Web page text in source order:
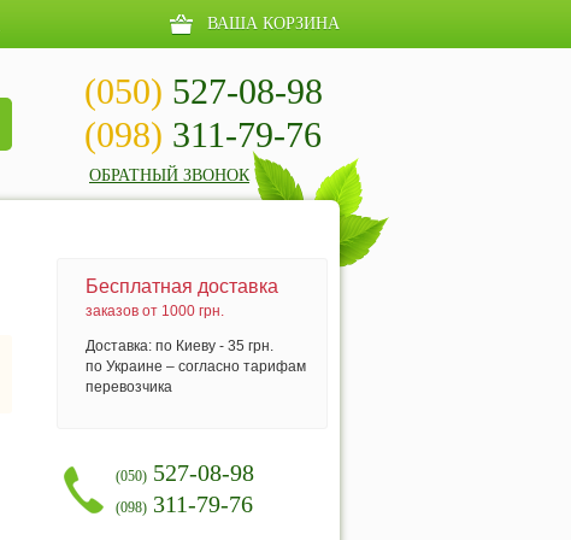
ВАША КОРЗИНА
(050) 527-08-98
(098) 311-79-76
ОБРАТНЫЙ ЗВОНОК
Бесплатная доставка
заказов от 1000 грн.
Доставка: по Киеву - 35 грн.
по Украине – согласно тарифам
перевозчика
(050) 527-08-98
(098) 311-79-76